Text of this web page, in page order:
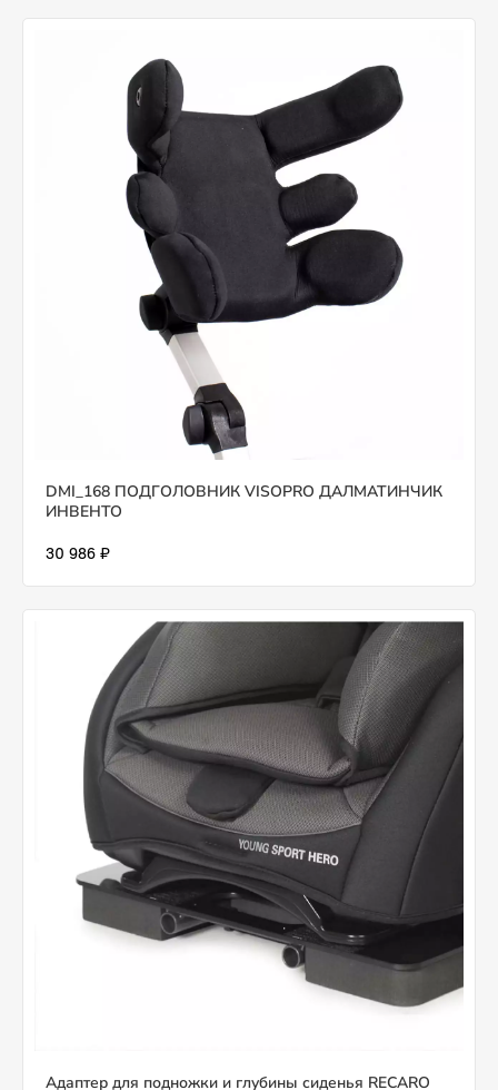
DMI_168 ПОДГОЛОВНИК VISOPRO ДАЛМАТИНЧИК
ИНВЕНТО
30 986 ₽
Адаптер для подножки и глубины сиденья RECARO